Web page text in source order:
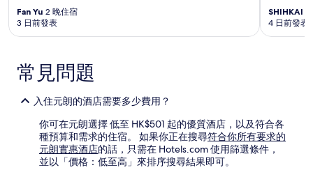
Fan Yu 2 晚住宿
3 日前發表
SHIHKAI
4 日前發表
常見問題
入住元朗的酒店需要多少費用？
你可在元朗選擇 低至 HK$501 起的優質酒店，以及符合各
種預算和需求的住宿。 如果你正在搜尋符合你所有要求的
元朗實惠酒店的話，只需在 Hotels.com 使用篩選條件，
並以「價格：低至高」來排序搜尋結果即可。